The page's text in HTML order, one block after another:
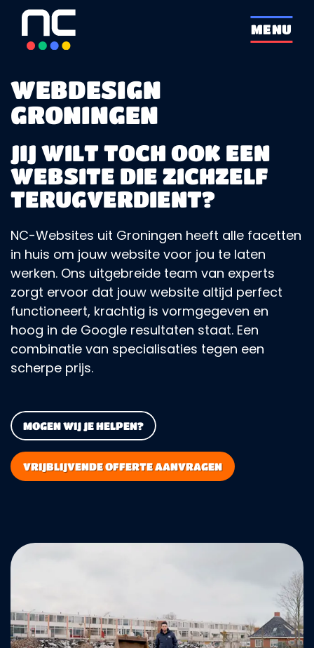
overslaan
MENU
WEBDESIGN
GRONINGEN
JIJ WILT TOCH OOK EEN
WEBSITE DIE ZICHZELF
TERUGVERDIENT?
NC-Websites uit Groningen heeft alle facetten
in huis om jouw website voor jou te laten
werken. Ons uitgebreide team van experts
zorgt ervoor dat jouw website altijd perfect
functioneert, krachtig is vormgegeven en
hoog in de Google resultaten staat. Een
combinatie van specialisaties tegen een
scherpe prijs.
MOGEN WIJ JE HELPEN?
VRIJBLIJVENDE OFFERTE AANVRAGEN